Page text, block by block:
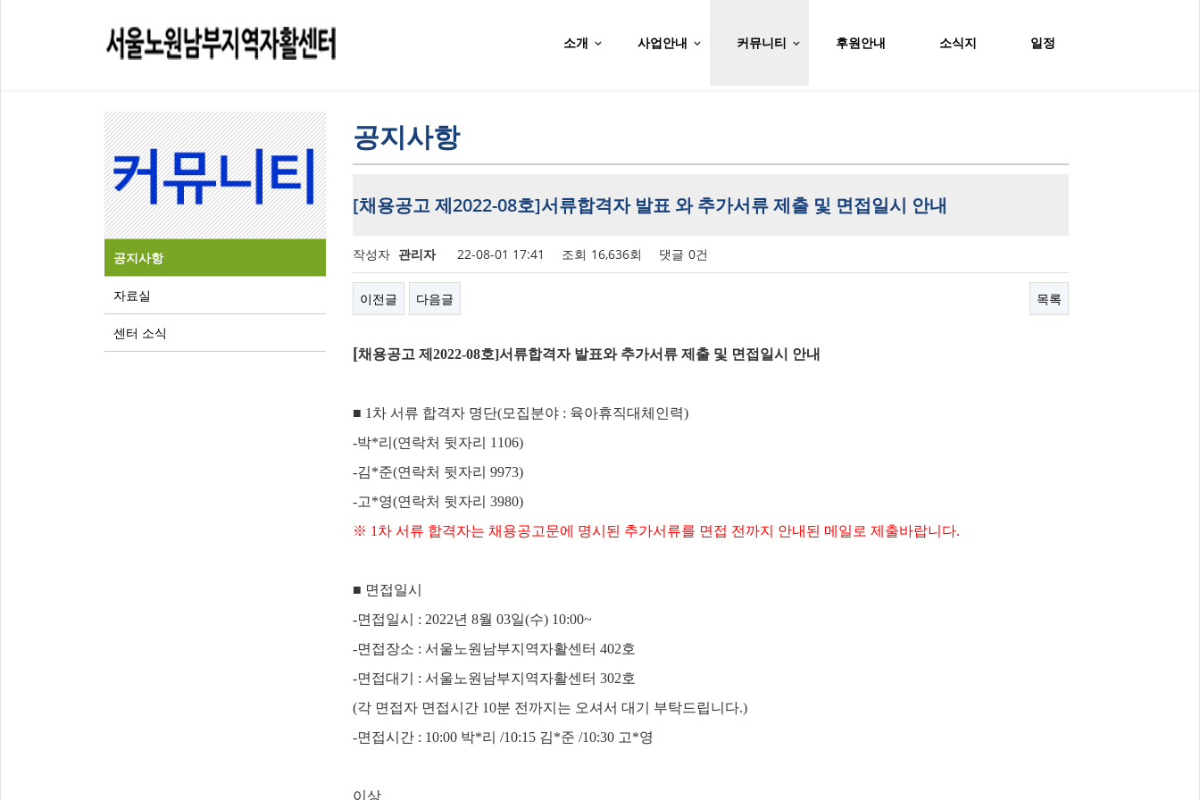
소개 사업안내 커뮤니티 후원안내 소식지 일정
공지사항
자료실
센터 소식
공지사항
[채용공고 제2022-08호]서류합격자 발표 와 추가서류 제출 및 면접일시 안내
작성자 관리자 22-08-01 17:41 조회 16,636회 댓글 0건
이전글 다음글 목록
[채용공고 제 2022-08호]서류합격자 발표와 추가서류 제출 및 면접일시 안내
■ 1 차 서류 합격자 명단(모집분야 : 육아휴직대체인력)
-박*리 (연락처 뒷자리 1106)
-김*준(연락처 뒷자리 9973)
-고*영(연락처 뒷자리 3980)
※ 1 차 서류 합격자는 채용공고문에 명시된 추가서류를 면접 전까지 안내된 메일로 제출바랍니다.
■ 면접일시
-면접일시 : 2022년 8월 03일(수) 10:00~
-면접장소 : 서울노원남부지역자활센터 402호
-면접대기 : 서울노원남부지역자활센터 302호
(각 면접자 면접시간 10분 전까지는 오셔서 대기 부탁드립니다.)
-면접시간 : 10:00 박*리 /10:15 김*준 /10:30 고*영
이상